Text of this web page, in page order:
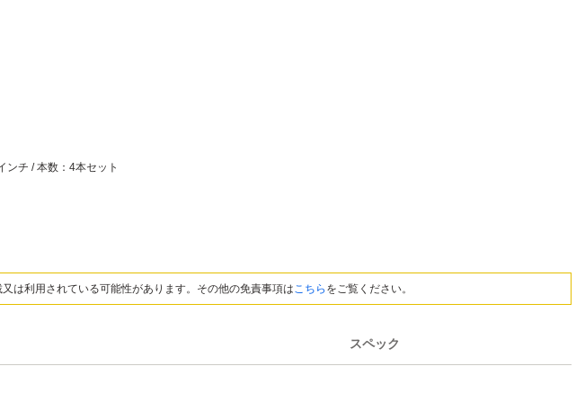
ンチ / 本数：4本セット
は利用されている可能性があります。その他の免責事項はこちら をご覧ください。
スペック